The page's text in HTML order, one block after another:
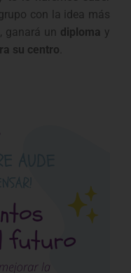
con la idea más
ganará un diploma y
su centro